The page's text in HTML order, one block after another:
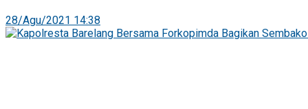
28/Agu/2021 14:38